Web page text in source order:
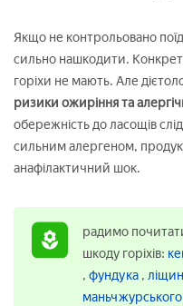
Якщо не контрольовано
сильно нашкодити.
горіхи не мають. Але
ризики ожиріння та
обережність до ласощів
сильним алергеном,
анафілактичний шок.
радимо
шкоду горіхів:
, фундука ,
маньчжурського